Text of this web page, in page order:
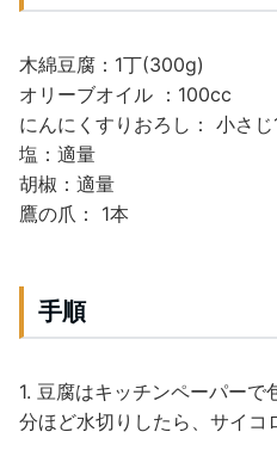
木綿豆腐：1丁(300g)
オリーブオイル ：100cc
にんにくすりおろし： 小さじ
塩：適量
胡椒：適量
鷹の爪： 1本
手順
1. 豆腐はキッチンペーパー
分ほど水切りしたら、サイコ